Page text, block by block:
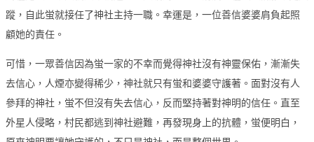
蹤，自此蛍就接任了神社主持一職。幸運是，一位善信婆婆肩負起照
顧她的責任。
可惜，一眾善信因為蛍一家的不幸而覺得神社沒有神靈保佑，漸漸失
去信心，人煙亦變得稀少，神社就只有蛍和婆婆守護著。面對沒有人
參拜的神社，蛍不但沒有失去信心，反而堅持著對神明的信任。直至
外星人侵略，村民都逃到神社避難，再發現身上的抗體，蛍便明白，